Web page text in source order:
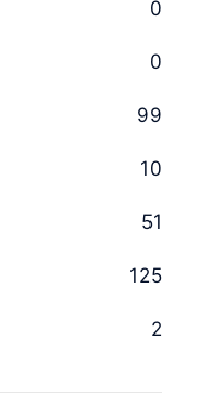
0
0
99
10
51
125
2